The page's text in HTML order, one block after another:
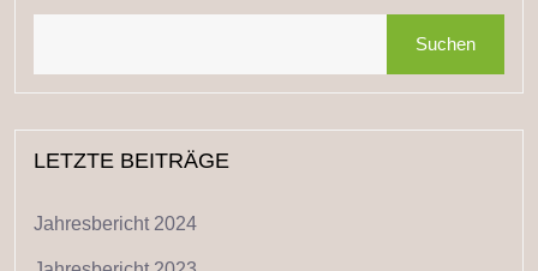
Suchen
LETZTE BEITRÄGE
Jahresbericht 2024